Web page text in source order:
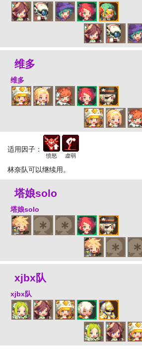
维多
维多
适用因子：
愤怒 虚弱
林奈队可以继续用。
塔娘solo
塔娘solo
xjbx队
xjbx队